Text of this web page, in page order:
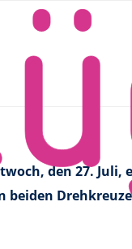
gestrichen
ab
den 27.
beiden